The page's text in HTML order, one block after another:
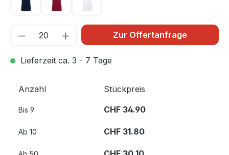
tinte 034 weinrot 017weiß 001
Zur Offertanfrage
Lieferzeit ca. 3 - 7 Tage
Anzahl Stückpreis
Bis 9 CHF 34.90
Ab 10 CHF 31.80